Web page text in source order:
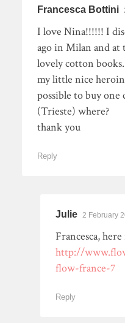
Francesca Bottini
I love Nina!!!!!! I
ago in Milan and
lovely cotton
my little nice
possible to buy
(Trieste) where?
thank you
Reply
Julie 2 February
Francesca,
http://
flow-france-7
Reply